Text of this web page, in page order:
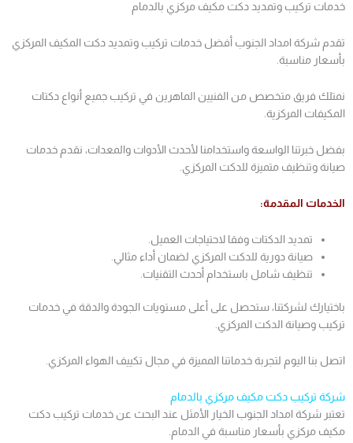
خدمات تركيب وتمديد دكت مكيف مركزي بالدمام
تقدم شركة امداد الجنوب أفضل خدمات تركيب وتمديد دكت المكيف المركزي
بأسعار مناسبة.
نمتلك فريق متخصص من الفنيين الماهرين في تركيب جميع أنواع دكتات
المكيفات المركزية.
بفضل خبرتنا الواسعة واستخدامنا لأحدث الأدوات والمعدات، نقدم خدمات
صيانة وتنظيف متميزة للدكت المركزي.
الخدمات المقدمة:
تمديد الدكتات وفقا لاحتياجات العميل.
صيانة دورية للدكت المركزي لضمان أداء مثالي.
تنظيف شامل باستخدام أحدث التقنيات.
باختيارك لشركتنا، ستحصل على أعلى مستويات الجودة والدقة في خدمات
تركيب وصيانة الدكت المركزي.
اتصل بنا اليوم لتجربة خدماتنا المميزة في مجال تكييف الهواء المركزي.
شركة تركيب دكت مكيف مركزي بالدمام
تعتبر شركة امداد الجنوب الخيار الأمثل عند البحث عن خدمات تركيب دكت
مكيف مركزي بأسعار مناسبة في الدمام.